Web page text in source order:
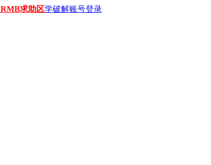
RMB求助区学破解账号登录